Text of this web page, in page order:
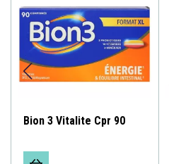
Bion 3 Vitalite Cpr 90